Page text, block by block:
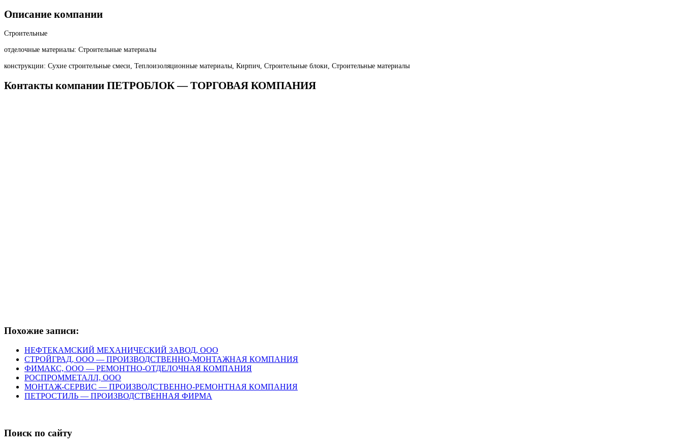
Описание компании
Строительные
отделочные материалы: Строительные материалы
конструкции: Сухие строительные смеси, Теплоизоляционные материалы, Кирпич, Строительные блоки, Строительные материалы
Контакты компании ПЕТРОБЛОК — ТОРГОВАЯ КОМПАНИЯ
Похожие записи:
НЕФТЕКАМСКИЙ МЕХАНИЧЕСКИЙ ЗАВОД, ООО
СТРОЙГРАД, ООО — ПРОИЗВОДСТВЕННО-МОНТАЖНАЯ КОМПАНИЯ
ФИМАКС, ООО — РЕМОНТНО-ОТДЕЛОЧНАЯ КОМПАНИЯ
РОСПРОММЕТАЛЛ, ООО
МОНТАЖ-СЕРВИС — ПРОИЗВОДСТВЕННО-РЕМОНТНАЯ КОМПАНИЯ
ПЕТРОСТИЛЬ — ПРОИЗВОДСТВЕННАЯ ФИРМА
Поиск по сайту